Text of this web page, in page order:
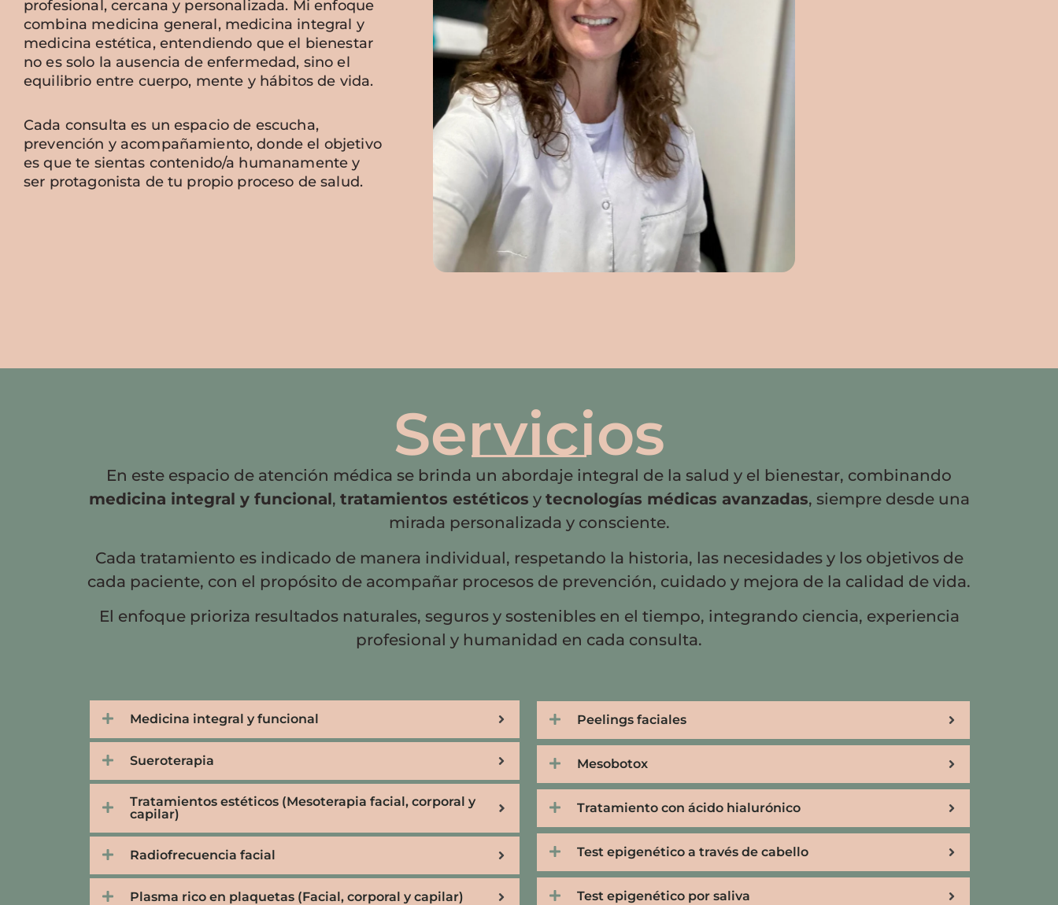
profesional, cercana y personalizada. Mi enfoque
combina medicina general, medicina integral y
medicina estética, entendiendo que el bienestar
no es solo la ausencia de enfermedad, sino el
equilibrio entre cuerpo, mente y hábitos de vida.
Cada consulta es un espacio de escucha,
prevención y acompañamiento, donde el objetivo
es que te sientas contenido/a humanamente y
ser protagonista de tu propio proceso de salud.
Servicios
En este espacio de atención médica se brinda un abordaje integral de la salud y el bienestar, combinando
medicina integral y funcional , tratamientos estéticos y tecnologías médicas avanzadas, siempre desde una
mirada personalizada y consciente.
Cada tratamiento es indicado de manera individual, respetando la historia, las necesidades y los objetivos de
cada paciente, con el propósito de acompañar procesos de prevención, cuidado y mejora de la calidad de vida.
El enfoque prioriza resultados naturales, seguros y sostenibles en el tiempo, integrando ciencia, experiencia
profesional y humanidad en cada consulta.
Medicina integral y funcional
Sueroterapia
Tratamientos estéticos (Mesoterapia facial, corporal y
capilar)
Radiofrecuencia facial
Plasma rico en plaquetas (Facial, corporal y capilar)
Peelings faciales
Mesobotox
Tratamiento con ácido hialurónico
Test epigenético a través de cabello
Test epigenético por saliva